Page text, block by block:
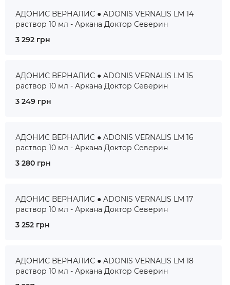
АДОНИС ВЕРНАЛИС ● ADONIS VERNALIS LM 14
раствор 10 мл - Аркана Доктор Северин
3 292 грн
АДОНИС ВЕРНАЛИС ● ADONIS VERNALIS LM 15
раствор 10 мл - Аркана Доктор Северин
3 249 грн
АДОНИС ВЕРНАЛИС ● ADONIS VERNALIS LM 16
раствор 10 мл - Аркана Доктор Северин
3 280 грн
АДОНИС ВЕРНАЛИС ● ADONIS VERNALIS LM 17
раствор 10 мл - Аркана Доктор Северин
3 252 грн
АДОНИС ВЕРНАЛИС ● ADONIS VERNALIS LM 18
раствор 10 мл - Аркана Доктор Северин